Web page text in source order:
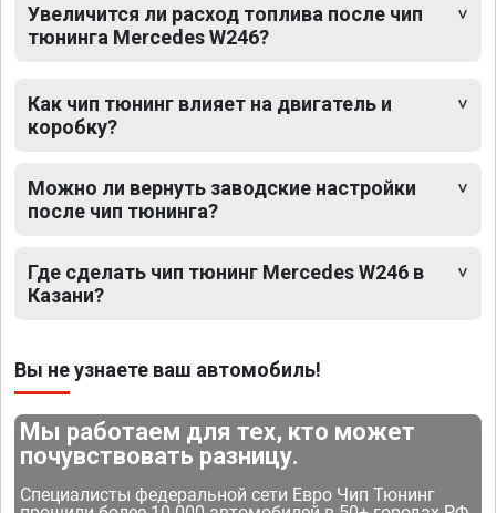
Увеличится ли расход топлива после чип
тюнинга Mercedes W246?
Как чип тюнинг влияет на двигатель и
коробку?
Можно ли вернуть заводские настройки
после чип тюнинга?
Где сделать чип тюнинг Mercedes W246 в
Казани?
Вы не узнаете ваш автомобиль!
Мы работаем для тех, кто может
почувствовать разницу.
Специалисты федеральной сети Евро Чип Тюнинг